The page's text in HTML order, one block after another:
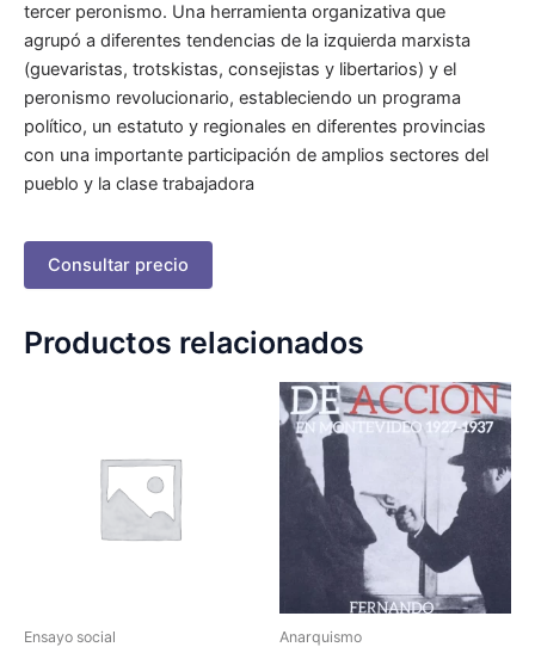
tercer peronismo. Una herramienta organizativa que
agrupó a diferentes tendencias de la izquierda marxista
(guevaristas, trotskistas, consejistas y libertarios) y el
peronismo revolucionario, estableciendo un programa
político, un estatuto y regionales en diferentes provincias
con una importante participación de amplios sectores del
pueblo y la clase trabajadora
Consultar precio
Productos relacionados
Ensayo social Anarquismo